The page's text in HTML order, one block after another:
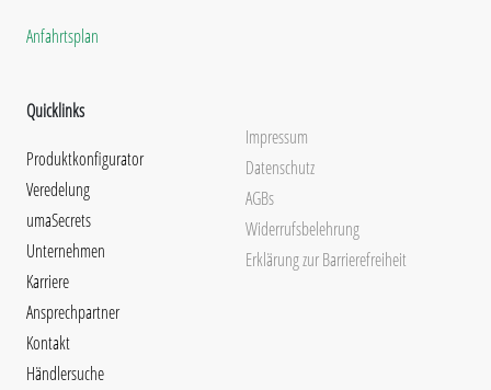
Anfahrtsplan
Quicklinks
Produktkonfigurator
Veredelung
umaSecrets
Unternehmen
Karriere
Ansprechpartner
Kontakt
Händlersuche
Impressum
Datenschutz
AGBs
Widerrufsbelehrung
Erklärung zur Barrierefreiheit